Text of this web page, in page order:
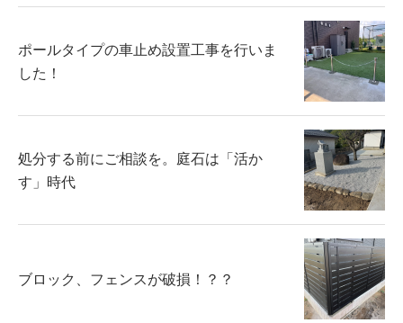
ポールタイプの車止め設置工事を行いま
した！
処分する前にご相談を。庭石は「活か
す」時代
ブロック、フェンスが破損！？？